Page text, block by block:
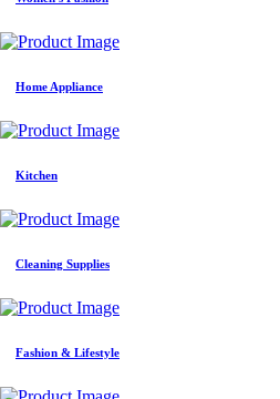
Home Appliance
Kitchen
Cleaning Supplies
Fashion & Lifestyle